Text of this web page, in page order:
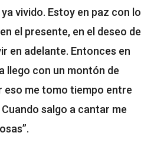
vivido. Estoy en paz con lo
el presente, en el deseo de
en adelante. Entonces en
llego con un montón de
eso me tomo tiempo entre
salgo a cantar me